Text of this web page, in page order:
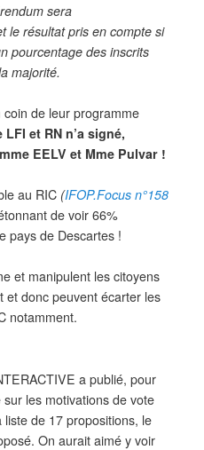
sera
le résultat pris en compte si
pourcentage des inscrits
majorité.
coin de leur programme
et RN n’a signé,
EELV et Mme Pulvar !
au RIC (IFOP.Focus n°158
de voir 66%
pays de Descartes !
et manipulent les citoyens
et donc peuvent écarter les
notamment.
a publié, pour
les motivations de vote
de 17 propositions, le
On aurait aimé y voir